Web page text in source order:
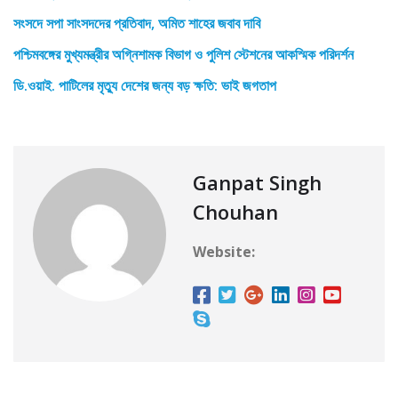
সংসদে সপা সাংসদদের প্রতিবাদ, অমিত শাহের জবাব দাবি
পশ্চিমবঙ্গের মুখ্যমন্ত্রীর অগ্নিশামক বিভাগ ও পুলিশ স্টেশনের আকস্মিক পরিদর্শন
ডি.ওয়াই. পাটিলের মৃত্যু দেশের জন্য বড় ক্ষতি: ভাই জগতাপ
Ganpat Singh
Chouhan
Website: